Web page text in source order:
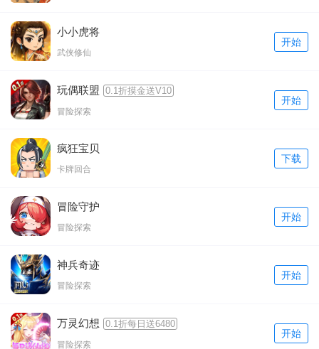
小小虎将
武侠修仙
开始
玩偶联盟 0.1折摸金送V10
冒险探索
开始
疯狂宝贝
卡牌回合
下载
冒险守护
冒险探索
开始
神兵奇迹
冒险探索
开始
万灵幻想 0.1折每日送6480
冒险探索
开始